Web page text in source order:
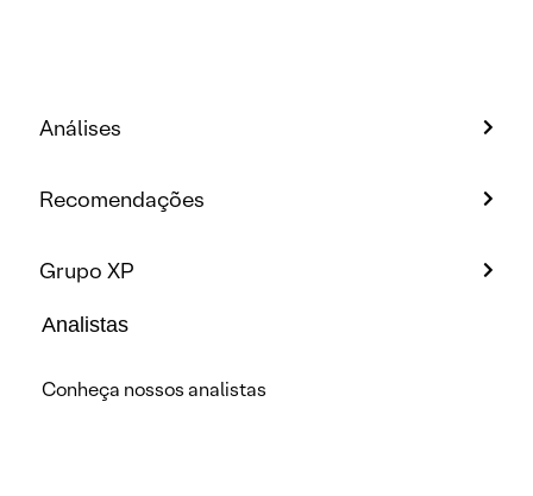
Análises
Recomendações
Grupo XP
Analistas
Conheça nossos analistas